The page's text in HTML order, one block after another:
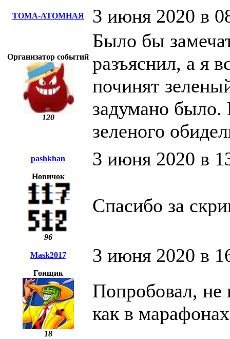
ТОМА-АТОМНАЯ 3 июня 2020 в
Организатор событий
120
Было бы
разъяснил, а я
починят
задумано было.
зеленого
pashkhan 3 июня 2020 в
Новичок
96
Спасибо за
Mask2017 3 июня 2020 в
Гонщик
18
Попробовал, не
как в